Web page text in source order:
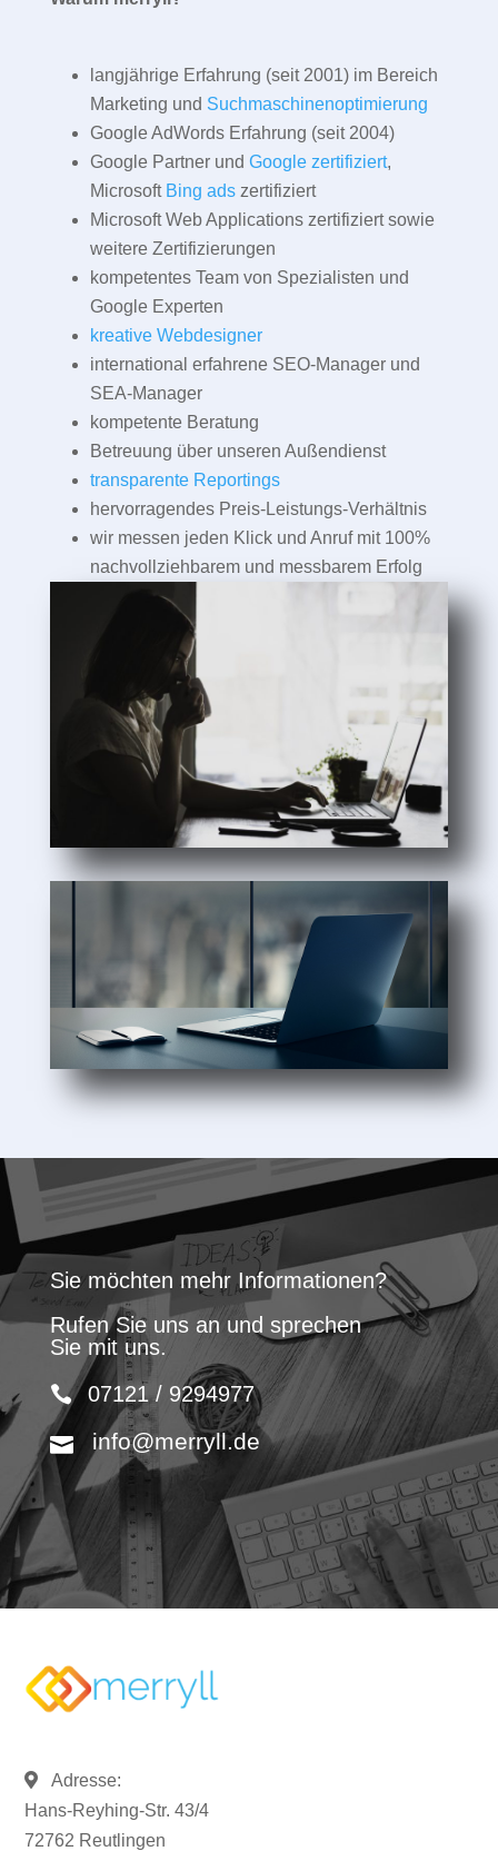
langjährige Erfahrung (seit 2001) im Bereich
Marketing und Suchmaschinenoptimierung
Google AdWords Erfahrung (seit 2004)
Google Partner und Google zertifiziert,
Microsoft Bing adszertifiziert
Microsoft Web Applications zertifiziert sowie
weitere Zertifizierungen
kompetentes Team von Spezialisten und
Google Experten
kreative Webdesigner
international erfahrene SEO-Manager und
SEA-Manager
kompetente Beratung
Betreuung über unseren Außendienst
transparente Reportings
hervorragendes Preis-Leistungs-Verhältnis
wir messen jeden Klick und Anruf mit 100%
nachvollziehbarem und messbarem Erfolg
Sie möchten mehr Informationen?
Rufen Sie uns an und sprechen
Sie mit uns.
07121 / 9294977
info@merryll.de
Adresse:
Hans-Reyhing-Str. 43/4
72762 Reutlingen